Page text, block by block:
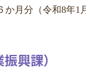
月分（令和8年1
興課）